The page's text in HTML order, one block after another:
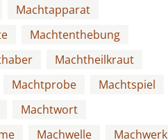
Machtapparat
Machtenthebung
Machtheilkraut
Machtprobe
Machtspiel
Machtwort
Machwelle
Machwerk